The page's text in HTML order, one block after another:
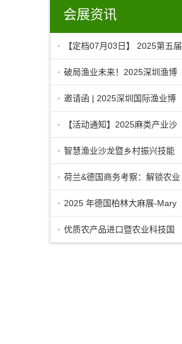
会展资讯
【定档07月03日】 2025第五届
生物光照技术论坛
破局渔业未来！2025深圳渔博
会论坛及活动亮点全
邀请函 | 2025深圳国际渔业博
览会【活动通知】2025麻类产业沙
龙（第16场）
智慧渔业沙龙暨乡村振兴技能
公益培训成功召开
荷兰&德国商务考察：解锁农业
科技与大麻产业
2025 年德国柏林大麻展-Mary
Jane Berlin
优质农产品进口暨农业科技国